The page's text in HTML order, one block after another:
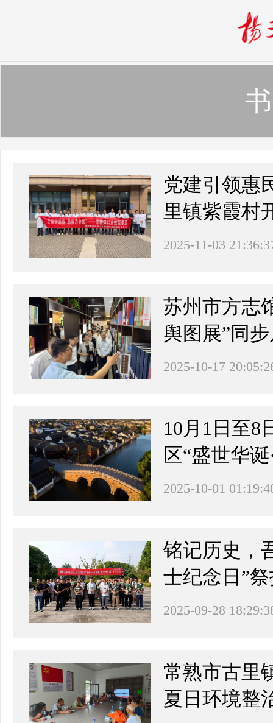
党建引领惠
里镇紫霞村
2025-11-03
苏州市方志
舆图展”同
2025-10-17
10月1日至8
区“盛世华
2025-10-01
铭记历史，
士纪念日”
2025-09-28
常熟市古里
夏日环境整